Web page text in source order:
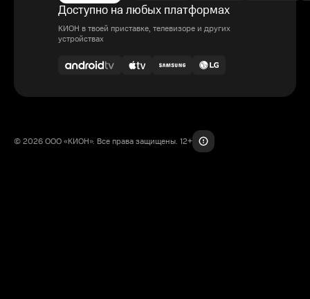
Доступно на любых платформах
КИОН в твоей приставке, телевизоре и других
устройствах
© 2026 ООО «КИОН». Все права защищены. 12+